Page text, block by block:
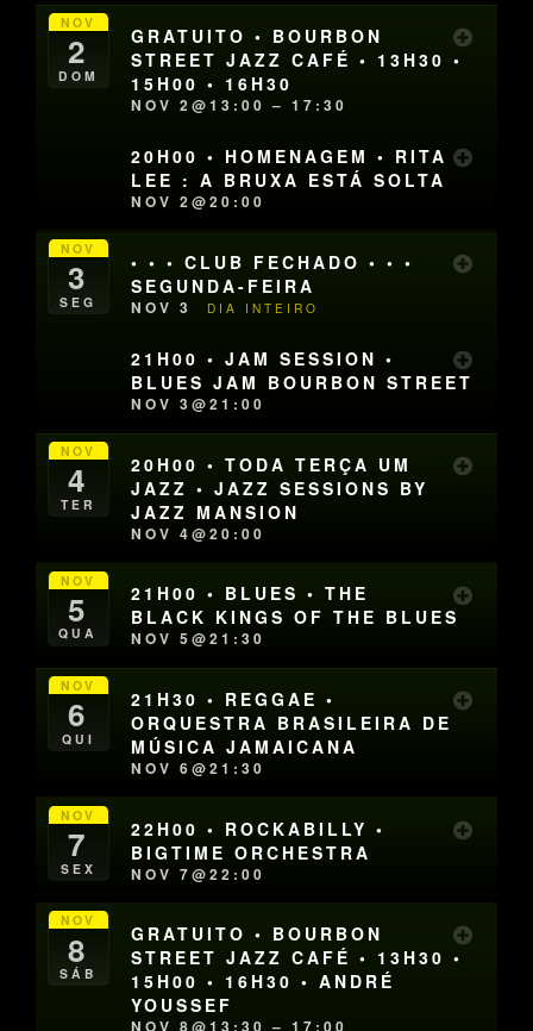
NOV
2
DOM
GRATUITO • BOURBON
STREET JAZZ CAFÉ • 13H30 •
15H00 • 16H30
NOV 2@13:00 – 17:30
20H00 • HOMENAGEM • RITA
LEE : A BRUXA ESTÁ SOLTA
NOV 2@20:00
NOV
3
SEG
• • • CLUB FECHADO • • •
SEGUNDA-FEIRA
NOV 3 DIA INTEIRO
21H00 • JAM SESSION •
BLUES JAM BOURBON STREET
NOV 3@21:00
NOV
4
TER
20H00 • TODA TERÇA UM
JAZZ • JAZZ SESSIONS BY
JAZZ MANSION
NOV 4@20:00
NOV
5
QUA
21H00 • BLUES • THE
BLACK KINGS OF THE BLUES
NOV 5@21:30
NOV
6
QUI
21H30 • REGGAE •
ORQUESTRA BRASILEIRA DE
MÚSICA JAMAICANA
NOV 6@21:30
NOV
7
SEX
22H00 • ROCKABILLY •
BIGTIME ORCHESTRA
NOV 7@22:00
NOV
8
SÁB
GRATUITO • BOURBON
STREET JAZZ CAFÉ • 13H30 •
15H00 • 16H30 • ANDRÉ
YOUSSEF
NOV 8@13:30 – 17:00